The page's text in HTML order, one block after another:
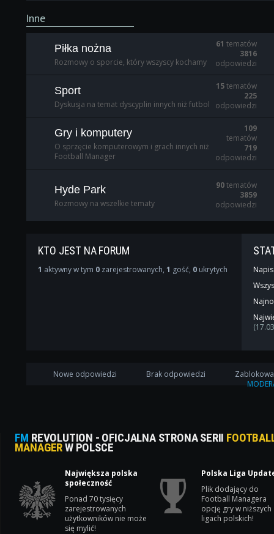
Inne
Piłka nożna
Rozmowy o sporcie, który wszyscy kochamy
61 tematów
3816
odpowiedzi
Sport
Dyskusja na temat dyscyplin innych niż futbol
15tematów
225
odpowiedzi
Gry i komputery
O sprzęcie komputerowym i grach innych niż
Football Manager
109
tematów
719
odpowiedzi
Hyde Park
Rozmowy na wszelkie tematy
90tematów
3859
odpowiedzi
KTO JEST NA FORUM
1 aktywny w tym 0 zarejestrowanych,1 gość, 0 ukrytych
Nowe odpowiedzi Brak odpowiedzi
FM REVOLUTION - OFICJALNA STRONA SERII
MANAGERW POLSCE
Największa polska
społeczność
Ponad 70 tysięcy
zarejestrowanych
użytkowników nie może
się mylić!
Polska Liga
Plik dodający do
Football Managera
opcję gry w niższych
ligach polskich!